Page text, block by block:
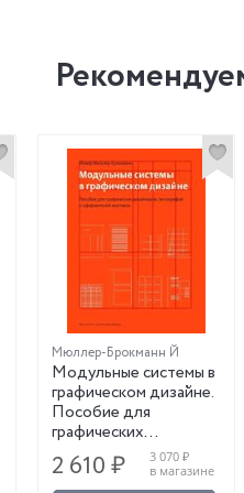
Мюллер-Брокманн Й
Модульные системы в
графическом дизайне.
Пособие для
графических
дизайнеров,
типорафов и
2 610 ₽
3 070 ₽
в магазине